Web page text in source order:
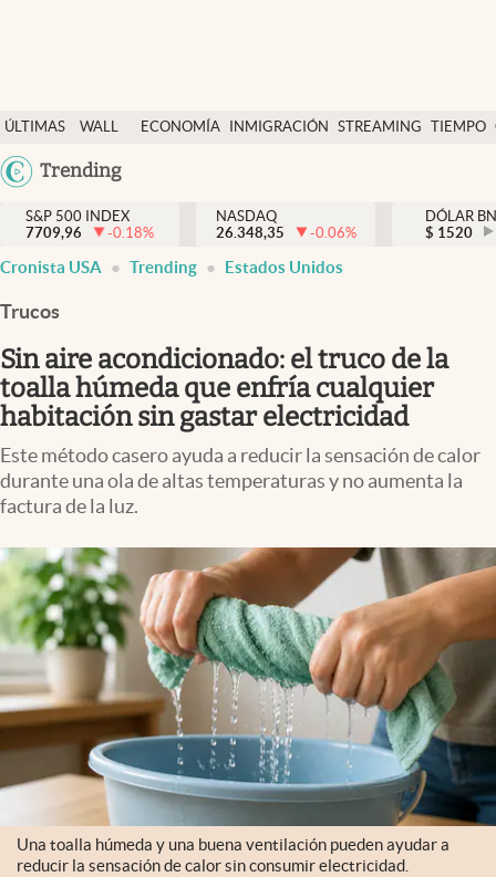
ÚLTIMAS
NOTICIAS
WALL
DÓLAR
ECONOMÍA INMIGRACIÓN STREAMING TIEMPO
México
Trending
Finanzas y economía
Wall Street y dólar
Inmigración
Espiritual
Streaming
PC y mobile
Lifestyle
USA
S&P 500 INDEX
7709,96
-0.18%
NASDAQ
26.348,35
-0.06%
DÓLAR
$ 1520
Cronista USA Trending Estados Unidos
Trucos
Sin aire acondicionado: el truco de la
toalla húmeda que enfría cualquier
habitación sin gastar electricidad
Este método casero ayuda a reducir la sensación de calor
durante una ola de altas temperaturas y no aumenta la
factura de la luz.
Una toalla húmeda y una buena ventilación pueden ayudar a
reducir la sensación de calor sin consumir electricidad.